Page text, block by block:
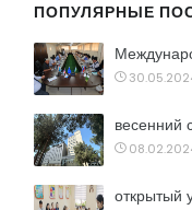
ПОПУЛЯРНЫЕ
весенний
открытый